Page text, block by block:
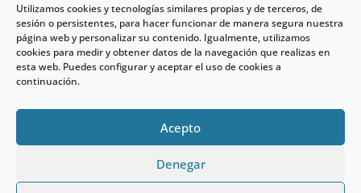
Utilizamos cookies y tecnologías similares propias y de terceros, de
sesión o persistentes, para hacer funcionar de manera segura nuestra
página web y personalizar su contenido. Igualmente, utilizamos
cookies para medir y obtener datos de la navegación que realizas en
esta web. Puedes configurar y aceptar el uso de cookies a
continuación.
Acepto
Denegar
Dirección: C/Eleuterio Quintanilla nº67 – Esq. Río de
Oro
CP: 33209, Gijón – Asturias
Teléfono: 985146502 – 647 72 54 95